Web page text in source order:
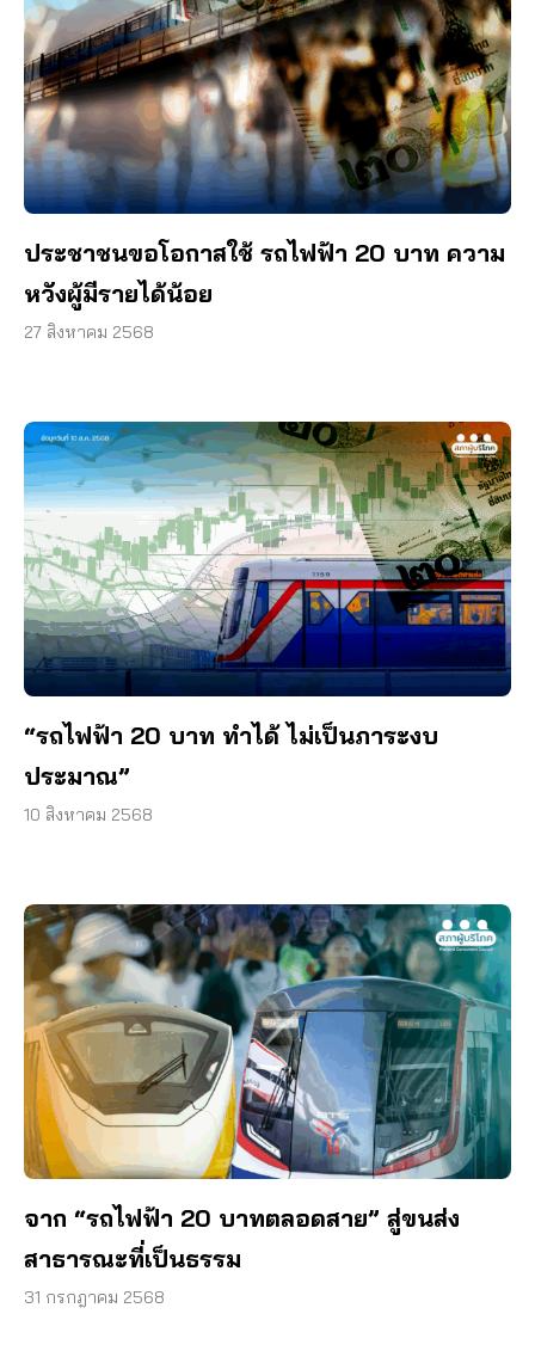
ประชาชนขอโอกาสใช้ รถไฟฟ้า 20 บาท ความ
หวังผู้มีรายได้น้อย
27 สิงหาคม 2568
“รถไฟฟ้า 20 บาท ทำได้ ไม่เป็นภาระงบ
ประมาณ”
10 สิงหาคม 2568
จาก “รถไฟฟ้า 20 บาทตลอดสาย” สู่ขนส่ง
สาธารณะที่เป็นธรรม
31 กรกฎาคม 2568